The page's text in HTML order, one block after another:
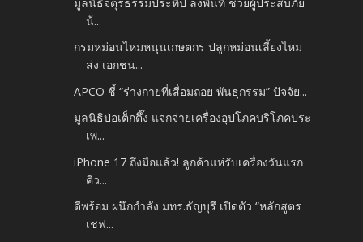
น้...
กรมหม่อนไหมหนุนเกษตกร ปลูกหม่อนเลี้ยงไหม
ส่ง เอกชน...
APCO ชี้ “ร่างกายที่เสื่อมถอย พันธุกรรม” ปัจจัย...
มูลนิธิป่อเต็กตึ๊ง แจกจ่ายเครื่องอุปโภคบริโภคประ
เพ...
iPhone 17 ถึงมือแล้ว! ลูกค้าแห่รับเครื่องวันแรก
คิว...
ดีพร้อม ผนึกกำลัง มทร.ธัญบุรี เปิดตัว “หลักสูตร
เชฟ...